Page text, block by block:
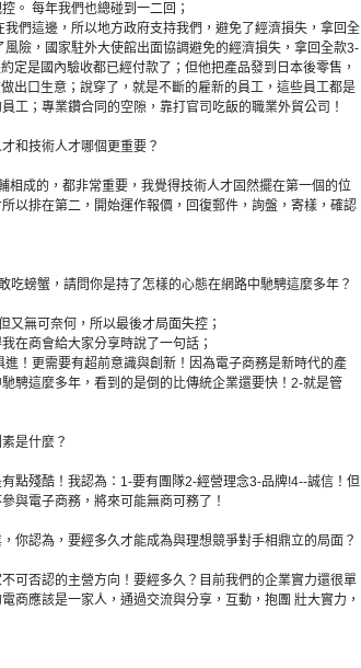
。 每年我們也總碰到一二回；
們這邊，所以地方政府支持我們，避免了經濟損失，拿回全
險，國家駐外大使館出面協調避免的經濟損失，拿回全款3-
定是國內驗收都已經付款了；但他把產品發到日本後零售，
出口生意；說穿了，就是不斷的雇新的員工，這些員工都是
工；專業鑽合同的空隙，靠打官司吃飯的職業外貿公司！
和技術人才哪個更重要？
成的，都非常重要，我覺得技術人才固然擺在第一個的位
以排在第二，開始運作報價，回復郵件，詢盤，寄樣，確認
吃螃蟹，請問你是持了怎樣的心態在網路中馳騁這麼多年？
又無可奈何，所以最後才局面失控；
在商會給大家分享時說了一句話；
！更需要有超前意識與創新！因為電子商務是新時代的產
騁這麼多年，看到的是倒的比傳統企業還要快！2-就是管
是什麼？
點殘酷！我認為：1-要有團隊2-經營理念3-品牌!4--誠信！但
與電子商務，將來可能無商可務了！
你認為，要經多久才能成為與理想競爭對手相鼎立的局面？
可否認的主營方向！要經多久？目前我們的企業實力還很單
商應該是一家人，通過交流與分享，互動，抱團 壯大實力，